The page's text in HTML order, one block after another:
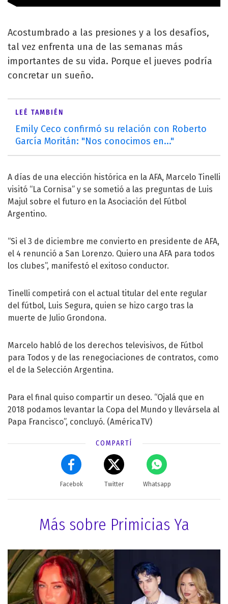
Acostumbrado a las presiones y a los desafíos,
tal vez enfrenta una de las semanas más
importantes de su vida. Porque el jueves podría
concretar un sueño.
LEÉ TAMBIÉN
Emily Ceco confirmó su relación con Roberto
García Moritán: "Nos conocimos en..."
A días de una elección histórica en la AFA, Marcelo Tinelli
visitó “La Cornisa” y se sometió a las preguntas de Luis
Majul sobre el futuro en la Asociación del Fútbol
Argentino.
“Si el 3 de diciembre me convierto en presidente de AFA,
el 4 renunció a San Lorenzo. Quiero una AFA para todos
los clubes”, manifestó el exitoso conductor.
Tinelli competirá con el actual titular del ente regular
del fútbol, Luis Segura, quien se hizo cargo tras la
muerte de Julio Grondona.
Marcelo habló de los derechos televisivos, de Fútbol
para Todos y de las renegociaciones de contratos, como
el de la Selección Argentina.
Para el final quiso compartir un deseo. “Ojalá que en
2018 podamos levantar la Copa del Mundo y llevársela al
Papa Francisco”, concluyó. (AméricaTV)
COMPARTÍ
Facebok Twitter Whatsapp
Más sobre Primicias Ya